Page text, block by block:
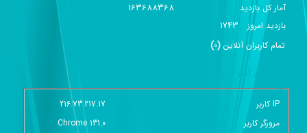
آمار کل بازدید 163688368
بازديد امروز 1743
تمام کاربران آنلاين (
0
)
IP کاربر
216.73.217.17
مرورگر کاربر
Chrome 131.0